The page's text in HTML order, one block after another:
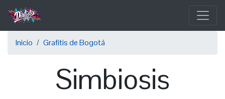
Pasar
contenido
principalSobrescribir
Inicio Grafitis de Bogotá
Simbiosis